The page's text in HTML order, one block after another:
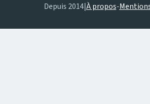
Depuis 2014|À propos-